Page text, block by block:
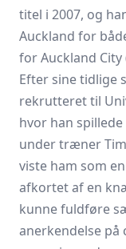
titel i 2007, og
Auckland for
for Auckland City
Efter sine tidlige
rekrutteret til
hvor han
under træner
viste ham som
afkortet af en
kunne fuldføre
anerkendelse på